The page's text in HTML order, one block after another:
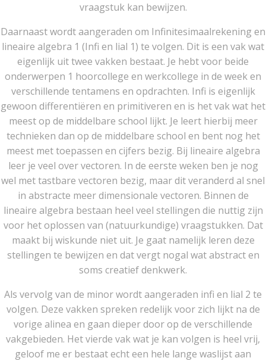
vraagstuk kan bewijzen.
Daarnaast wordt aangeraden om Infinitesimaalrekening en
lineaire algebra 1 (Infi en lial 1) te volgen. Dit is een vak wat
eigenlijk uit twee vakken bestaat. Je hebt voor beide
onderwerpen 1 hoorcollege en werkcollege in de week en
verschillende tentamens en opdrachten. Infi is eigenlijk
gewoon differentiëren en primitiveren en is het vak wat het
meest op de middelbare school lijkt. Je leert hierbij meer
technieken dan op de middelbare school en bent nog het
meest met toepassen en cijfers bezig. Bij lineaire algebra
leer je veel over vectoren. In de eerste weken ben je nog
wel met tastbare vectoren bezig, maar dit veranderd al snel
in abstracte meer dimensionale vectoren. Binnen de
lineaire algebra bestaan heel veel stellingen die nuttig zijn
voor het oplossen van (natuurkundige) vraagstukken. Dat
maakt bij wiskunde niet uit. Je gaat namelijk leren deze
stellingen te bewijzen en dat vergt nogal wat abstract en
soms creatief denkwerk.
Als vervolg van de minor wordt aangeraden infi en lial 2 te
volgen. Deze vakken spreken redelijk voor zich lijkt na de
vorige alinea en gaan dieper door op de verschillende
vakgebieden. Het vierde vak wat je kan volgen is heel vrij,
geloof me er bestaat echt een hele lange waslijst aan